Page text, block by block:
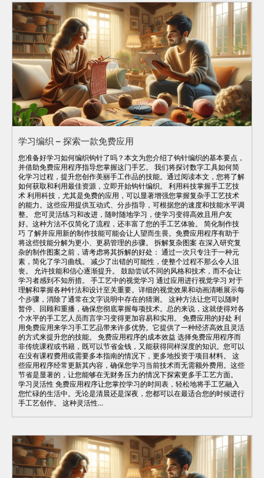
学习编织 – 探索一款免费应用
您准备好学习如何编织钩针了吗？本文为您介绍了钩针编织的基本要点，
并借助免费应用程序指导您掌握这门手艺。 我们将探讨数字工具如何简
化学习过程，提升您创作美丽手工作品的技能。通过阅读本文，您将了解
如何获取和利用最佳资源，立即开始钩针编织。 利用科技掌握手工艺技
术 利用科技，尤其是免费的应用，可以显著增强您掌握复杂手工艺技术
的能力。这些应用提供互动式、分步指导，可根据您的速度和技能水平调
整。 您可灵活练习和改进，随时随地学习，使学习变得高效且用户友
好。这种方法不仅简化了流程，还丰富了您的手工艺体验。 简化制作技
巧 了解并应用新的制作技能可能会让人望而生畏。免费应用程序有助于
将这些技能分解为更小、更易管理的步骤。 拆解复杂图案 在深入研究复
杂的制作图案之前，请考虑将其拆解的好处： 通过一次只专注于一种元
素，简化了学习曲线。 减少了出错的可能性，使整个过程不那么令人沮
丧。 允许技能和信心逐渐提升。 鼓励尝试不同的风格和技术，而不会让
学习者感到不知所措。 手工艺中的视觉学习 通过应用进行视觉学习 对于
理解和掌握各种针法和设计至关重要。详细的视觉效果和动画清晰展示每
个步骤，消除了通常在文字说明中存在的猜测。 这种方法让您可以随时
暂停、回顾和重播，确保您彻底掌握每项技术。总的来说，这就使得对各
个水平的手工艺人员而言学习变得更加容易和实用。 免费应用的好处 利
用免费应用来学习手工艺品带来许多优势。它提供了一种经济高效且灵活
的方式来提升您的技能。 免费应用程序的成本效益 选择免费应用程序而
非传统课程或书籍，既可以节省金钱，又能获得同样深度的知识。您可以
在没有课程费用或需要多本指南的情况下，更多地投资于项目材料。 这
些应用程序经常更新其内容，确保您学习当前技术而无需额外费用。这些
节省是显著的，让您能够在无财务压力的情况下探索更多手工艺方面。
学习灵活性 免费应用程序让您掌控学习的时间表，轻松地将手工艺融入
您忙碌的生活中。无论是清晨还是深夜，您都可以在最适合您的时候进行
手工艺创作。 这种灵活性...